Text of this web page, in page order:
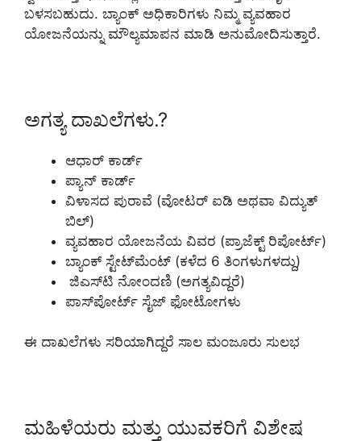
ಬಳಸಬಹುದು. ಬ್ಯಾಂಕ್ ಅಧಿಕಾರಿಗಳು ನಿಮ್ಮ ವ್ಯವಹಾರ
ಯೋಜನೆಯನ್ನು ಮೌಲ್ಯಮಾಪನ ಮಾಡಿ ಅನುಮೋದಿಸುತ್ತಾರೆ.
ಅಗತ್ಯ ದಾಖಲೆಗಳು.?
ಆಧಾರ್ ಕಾರ್ಡ್
ಪ್ಯಾನ್ ಕಾರ್ಡ್
ವಿಳಾಸದ ಪುರಾವೆ (ವೋಟರ್ ಐಡಿ ಅಥವಾ ವಿದ್ಯುತ್
ಬಿಲ್)
ವ್ಯವಹಾರ ಯೋಜನೆಯ ವಿವರ (ಪ್ರಾಜೆಕ್ಟ್ ರಿಪೋರ್ಟ್)
ಬ್ಯಾಂಕ್ ಸ್ಟೇಟ್‌ಮೆಂಟ್ (ಕಳೆದ 6 ತಿಂಗಳುಗಳದ್ದು)
ಜಿಎಸ್‌ಟಿ ನೋಂದಣಿ (ಅಗತ್ಯವಿದ್ದರೆ)
ಪಾಸ್‌ಪೋರ್ಟ್ ಸೈಜ್ ಫೋಟೋಗಳು
ಈ ದಾಖಲೆಗಳು ಸರಿಯಾಗಿದ್ದರೆ ಸಾಲ ಮಂಜೂರು ಸುಲಭ
ಮಹಿಳೆಯರು ಮತ್ತು ಯುವಕರಿಗೆ ವಿಶೇಷ